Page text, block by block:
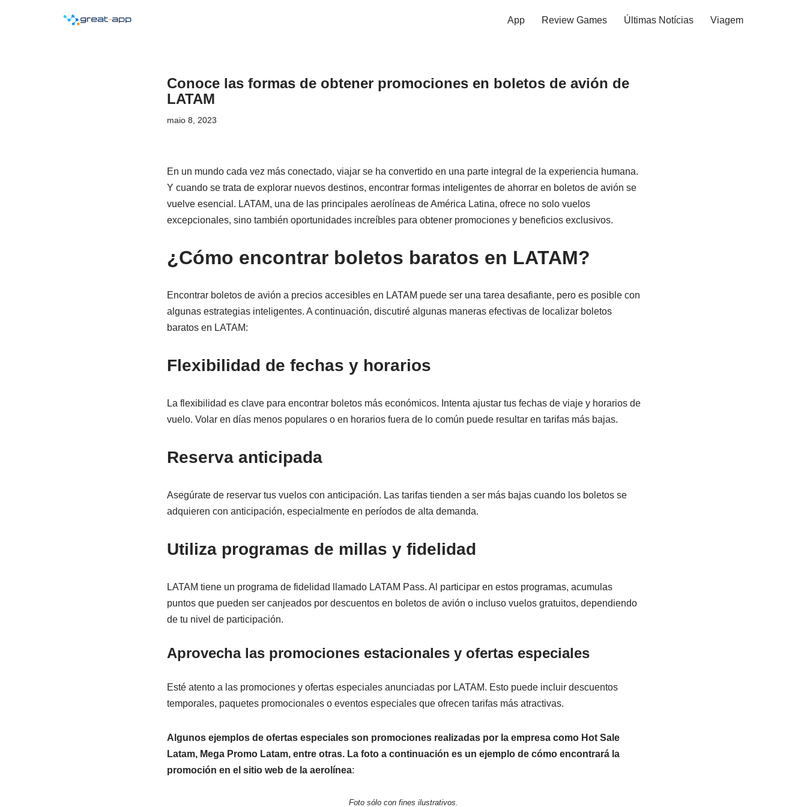
App Review Games Últimas Notícias Viagem
Conoce las formas de obtener promociones en boletos de avión de
LATAM
maio 8, 2023
En un mundo cada vez más conectado, viajar se ha convertido en una parte integral de la experiencia humana.
Y cuando se trata de explorar nuevos destinos, encontrar formas inteligentes de ahorrar en boletos de avión se
vuelve esencial. LATAM, una de las principales aerolíneas de América Latina, ofrece no solo vuelos
excepcionales, sino también oportunidades increíbles para obtener promociones y beneficios exclusivos.
¿Cómo encontrar boletos baratos en LATAM?
Encontrar boletos de avión a precios accesibles en LATAM puede ser una tarea desafiante, pero es posible con
algunas estrategias inteligentes. A continuación, discutiré algunas maneras efectivas de localizar boletos
baratos en LATAM:
Flexibilidad de fechas y horarios
La flexibilidad es clave para encontrar boletos más económicos. Intenta ajustar tus fechas de viaje y horarios de
vuelo. Volar en días menos populares o en horarios fuera de lo común puede resultar en tarifas más bajas.
Reserva anticipada
Asegúrate de reservar tus vuelos con anticipación. Las tarifas tienden a ser más bajas cuando los boletos se
adquieren con anticipación, especialmente en períodos de alta demanda.
Utiliza programas de millas y fidelidad
LATAM tiene un programa de fidelidad llamado LATAM Pass. Al participar en estos programas, acumulas
puntos que pueden ser canjeados por descuentos en boletos de avión o incluso vuelos gratuitos, dependiendo
de tu nivel de participación.
Aprovecha las promociones estacionales y ofertas especiales
Esté atento a las promociones y ofertas especiales anunciadas por LATAM. Esto puede incluir descuentos
temporales, paquetes promocionales o eventos especiales que ofrecen tarifas más atractivas.
Algunos ejemplos de ofertas especiales son promociones realizadas por la empresa como Hot Sale
Latam, Mega Promo Latam, entre otras. La foto a continuación es un ejemplo de cómo encontrará la
promoción en el sitio web de la aerolínea:
Foto sólo con fines ilustrativos.